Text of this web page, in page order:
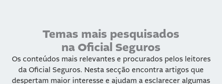
Temas mais pesquisados
na Oficial Seguros
Os conteúdos mais relevantes e procurados pelos leitores
da Oficial Seguros. Nesta secção encontra artigos que
despertam maior interesse e ajudam a esclarecer algumas